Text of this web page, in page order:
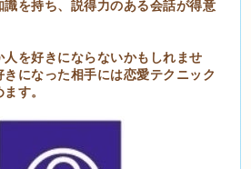
を持ち、説得力のある会話が得意
を好きにならないかもしれませ
になった相手には恋愛テクニック
す。